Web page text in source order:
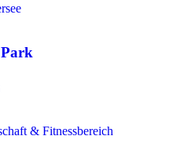
& Fitnessbereich